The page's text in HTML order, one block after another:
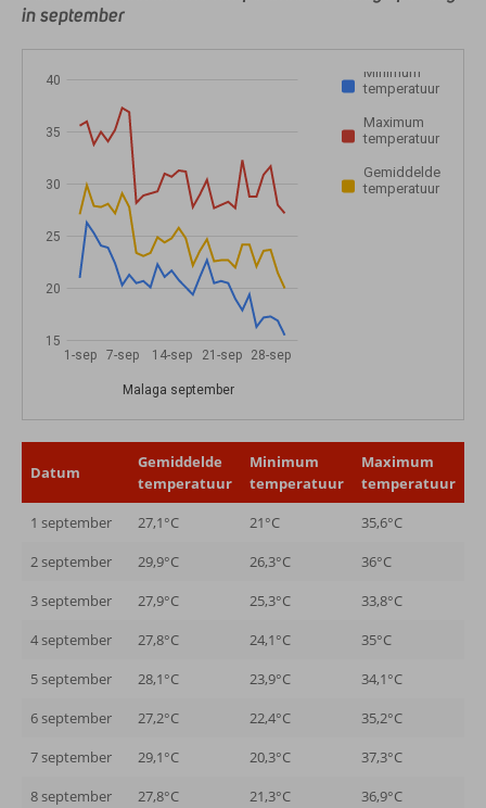
in september
Minimum
temperatuur
Maximum
temperatuur
Gemiddelde
temperatuur
1-sep 7-sep 14-sep 21-sep 28-sep
Malaga september
15
20
25
30
35
40
Datum
Gemiddelde
temperatuur
Minimum
temperatuur
Maximum
temperatuur
1 september
27,1°C 21°C
35,6°C
2 september
29,9°C 26,3°C
36°C
3 september
27,9°C 25,3°C
33,8°C
4 september
27,8°C 24,1°C
35°C
5 september
28,1°C 23,9°C
34,1°C
6 september
27,2°C 22,4°C
35,2°C
7 september
29,1°C 20,3°C
37,3°C
8 september
27,8°C 21,3°C
36,9°C